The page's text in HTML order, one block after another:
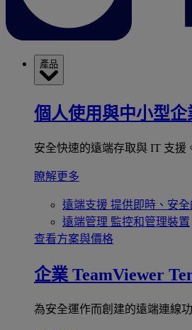
產品
個人使用與中小型企
安全快速的遠端存取與 IT 支援
瞭解更多
遠端支援 提供即時、安
遠端管理 監控和管理裝置
查看方案與價格
企業 TeamViewer
為安全運作而創建的遠端連線功